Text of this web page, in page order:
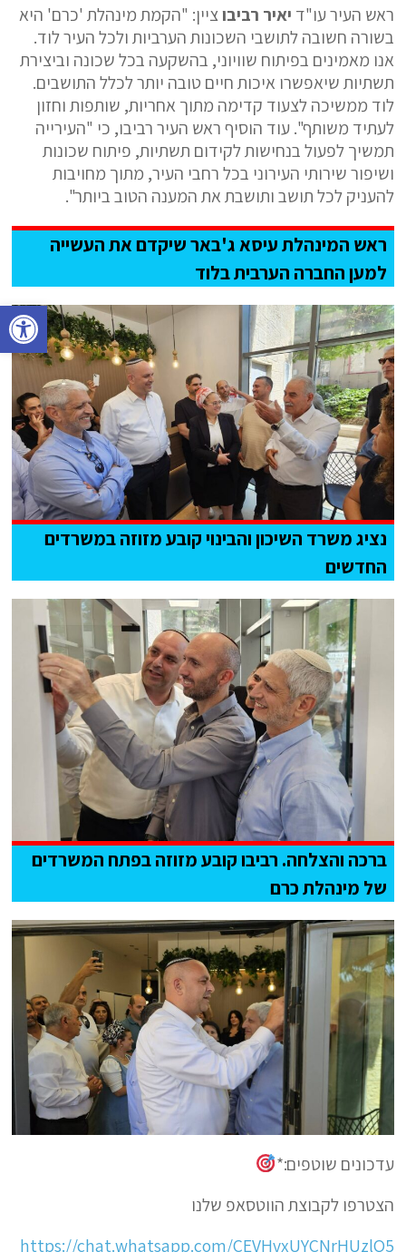
פתח סרגל נגישות
ראש העיר עו"ד יאיר רביבוציין: "הקמת מינהלת 'כרם' היא
בשורה חשובה לתושבי השכונות הערביות ולכל העיר לוד.
אנו מאמינים בפיתוח שוויוני, בהשקעה בכל שכונה וביצירת
תשתיות שיאפשרו איכות חיים טובה יותר לכלל התושבים.
לוד ממשיכה לצעוד קדימה מתוך אחריות, שותפות וחזון
לעתיד משותף". עוד הוסיף ראש העיר רביבו, כי "העירייה
תמשיך לפעול בנחישות לקידום תשתיות, פיתוח שכונות
ושיפור שירותי העירוני בכל רחבי העיר, מתוך מחויבות
להעניק לכל תושב ותושבת את המענה הטוב ביותר".
ראש המינהלת עיסא ג'באר שיקדם את העשייה
למען החברה הערבית בלוד
נציג משרד השיכון והבינוי קובע מזוזה במשרדים
החדשים
ברכה והצלחה. רביבו קובע מזוזה בפתח המשרדים
של מינהלת כרם
עדכונים שוטפים:*
הצטרפו לקבוצת הווטסאפ שלנו
https://chat.whatsapp.com/CEVHvxUYCNrHUzlQ5